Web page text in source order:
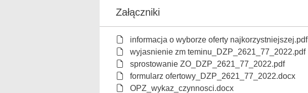
Załączniki
informacja o wyborze oferty najkorzystniejszej.pdf
wyjasnienie zm teminu_DZP_2621_77_2022.pdf
sprostowanie ZO_DZP_2621_77_2022.pdf
formularz ofertowy_DZP_2621_77_2022.docx
OPZ_wykaz_czynnosci.docx